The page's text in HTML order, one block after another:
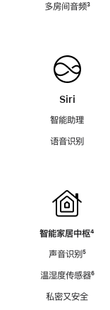
多房间音频脚
³
Siri
智能助理
语音识别
智能家居中枢脚
⁴
声音识别脚
⁵
温湿度传感器脚
⁶
私密又安全